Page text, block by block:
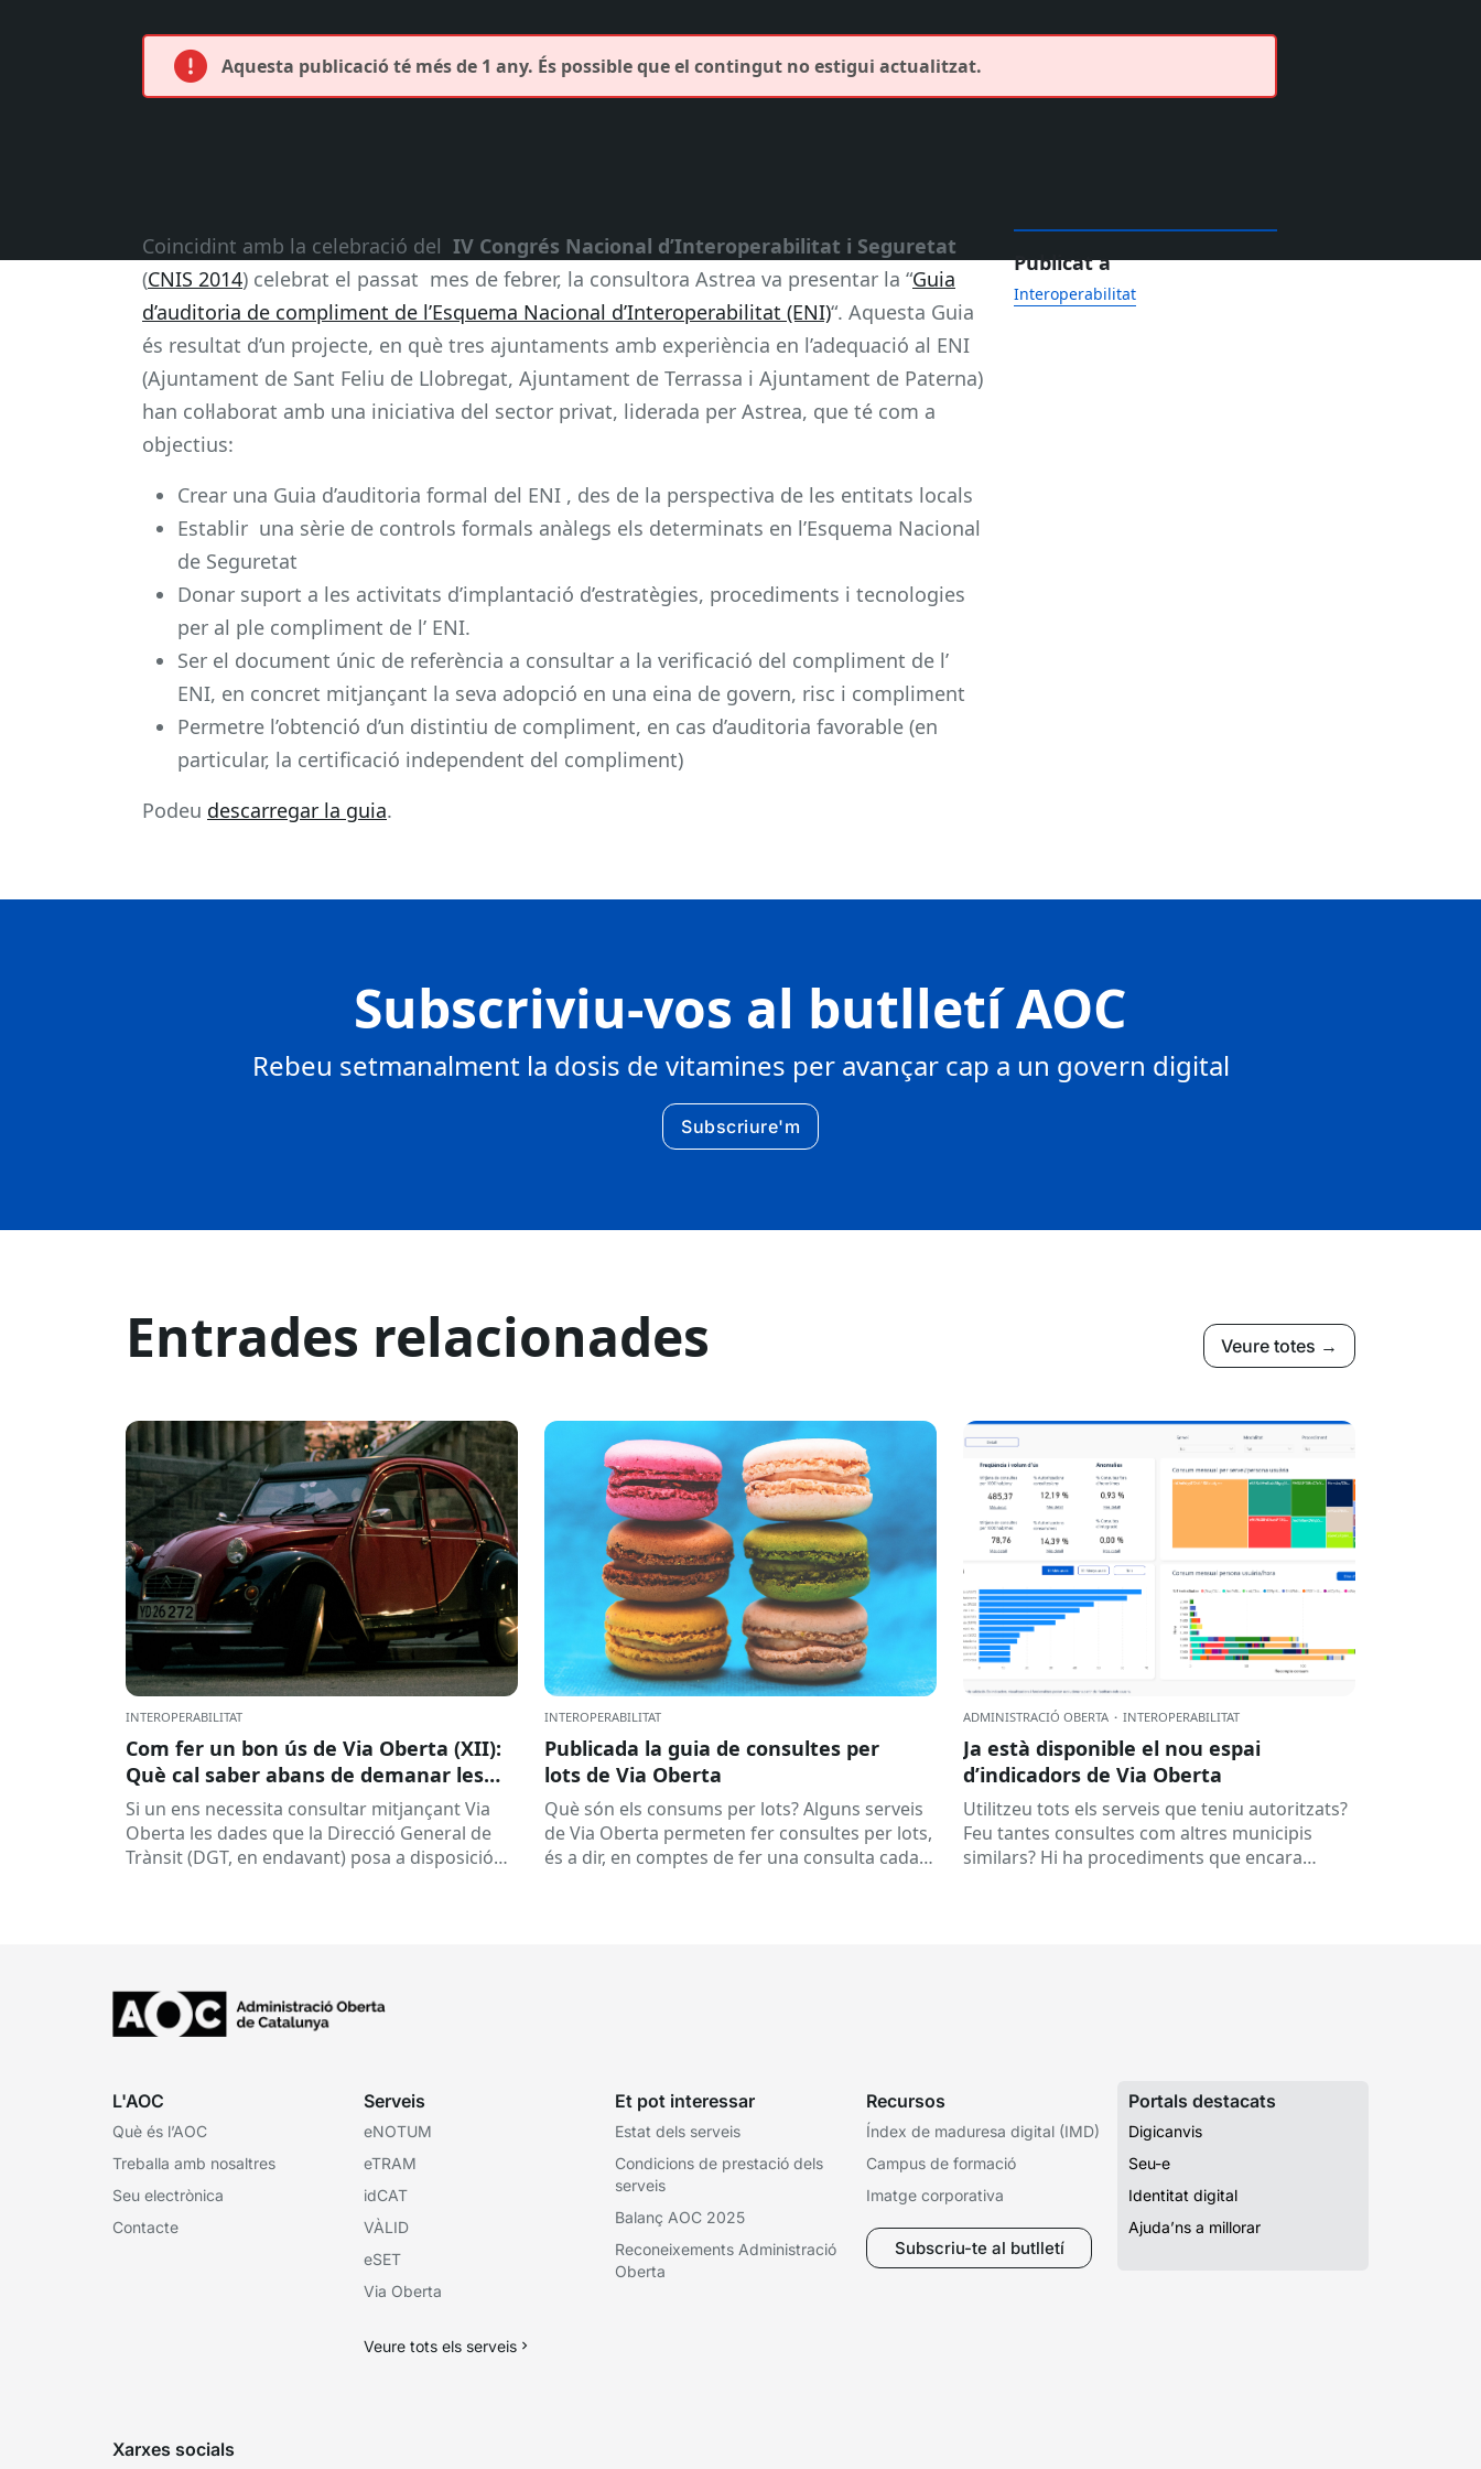
Aquesta publicació té més de 1 any. És possible que el contingut no estigui actualitzat.
Coincidint amb la celebració del IV Congrés Nacional d’Interoperabilitat i Seguretat
(CNIS 2014) celebrat el passat mes de febrer, la consultora Astrea va presentar la “Guia
d’auditoria de compliment de l’Esquema Nacional d’Interoperabilitat (ENI)“. Aquesta Guia
és resultat d’un projecte, en què tres ajuntaments amb experiència en l’adequació al ENI
(Ajuntament de Sant Feliu de Llobregat, Ajuntament de Terrassa i Ajuntament de Paterna)
han col·laborat amb una iniciativa del sector privat, liderada per Astrea, que té com a
objectius:
Crear una Guia d’auditoria formal del ENI , des de la perspectiva de les entitats locals
Establir una sèrie de controls formals anàlegs els determinats en l’Esquema Nacional
de Seguretat
Donar suport a les activitats d’implantació d’estratègies, procediments i tecnologies
per al ple compliment de l’ ENI.
Ser el document únic de referència a consultar a la verificació del compliment de l’
ENI, en concret mitjançant la seva adopció en una eina de govern, risc i compliment
Permetre l’obtenció d’un distintiu de compliment, en cas d’auditoria favorable (en
particular, la certificació independent del compliment)
Podeu descarregar la guia.
Publicat a
Interoperabilitat
Subscriviu-vos al butlletí AOC
Rebeu setmanalment la dosis de vitamines per avançar cap a un govern digital
Subscriure'm
Entrades relacionades Veure totes →
INTEROPERABILITAT
Com fer un bon ús de Via Oberta (XII):
Què cal saber abans de demanar les
dades de la DGT per a procediments
sancionadors
Si un ens necessita consultar mitjançant Via
Oberta les dades que la Direcció General de
Trànsit (DGT, en endavant) posa a disposició
INTEROPERABILITAT
Publicada la guia de consultes per
lots de Via Oberta
Què són els consums per lots? Alguns serveis
de Via Oberta permeten fer consultes per lots,
és a dir, en comptes de fer una consulta cada
ADMINISTRACIÓ OBERTA · INTEROPERABILITAT
Ja està disponible el nou espai
d’indicadors de Via Oberta
Utilitzeu tots els serveis que teniu autoritzats?
Feu tantes consultes com altres municipis
similars? Hi ha procediments que encara
L'AOC
Què és l’AOC
Treballa amb nosaltres
Seu electrònica
Contacte
Serveis
eNOTUM
eTRAM
idCAT
VÀLID
eSET
Via Oberta
Veure tots els serveis
Et pot interessar
Estat dels serveis
Condicions de prestació dels
serveis
Balanç AOC 2025
Reconeixements Administració
Oberta
Recursos
Índex de maduresa digital (IMD)
Campus de formació
Imatge corporativa
Subscriu-te al butlletí
Portals destacats
Digicanvis
Seu-e
Identitat digital
Ajuda’ns a millorar
Xarxes socials